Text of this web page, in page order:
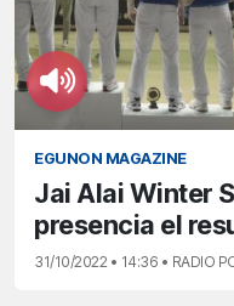
EGUNON MAGAZINE
Jai Alai Winter
presencia el
31/10/2022 • 14:36 • RADIO